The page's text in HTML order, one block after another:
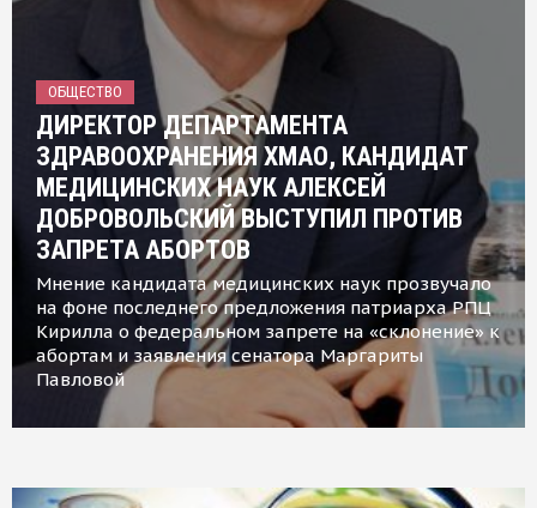
ОБЩЕСТВО
ДИРЕКТОР ДЕПАРТАМЕНТА
ЗДРАВООХРАНЕНИЯ ХМАО, КАНДИДАТ
МЕДИЦИНСКИХ НАУК АЛЕКСЕЙ
ДОБРОВОЛЬСКИЙ ВЫСТУПИЛ ПРОТИВ
ЗАПРЕТА АБОРТОВ
Мнение кандидата медицинских наук прозвучало
на фоне последнего предложения патриарха РПЦ
Кирилла о федеральном запрете на «склонение» к
абортам и заявления сенатора Маргариты
Павловой